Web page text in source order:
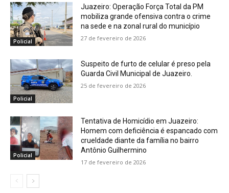
Policial
Juazeiro: Operação Força Total da PM
mobiliza grande ofensiva contra o crime
na sede e na zonal rural do município
27 de fevereiro de 2026
Policial
Suspeito de furto de celular é preso pela
Guarda Civil Municipal de Juazeiro.
25 de fevereiro de 2026
Policial
Tentativa de Homicídio em Juazeiro:
Homem com deficiência é espancado com
crueldade diante da família no bairro
Antônio Guilhermino
17 de fevereiro de 2026